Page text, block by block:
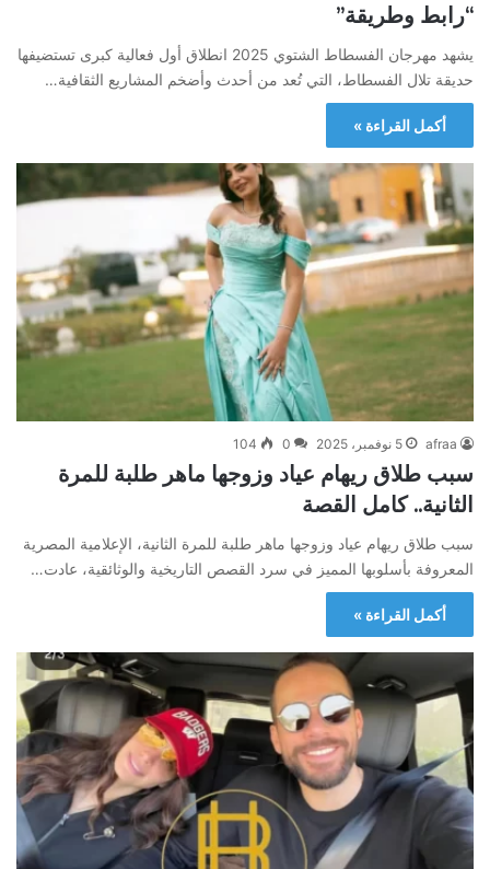
“رابط وطريقة”
يشهد مهرجان الفسطاط الشتوي 2025 انطلاق أول فعالية كبرى تستضيفها
حديقة تلال الفسطاط، التي تُعد من أحدث وأضخم المشاريع الثقافية…
أكمل القراءة »
afraa 5 نوفمبر، 2025 0
104
سبب طلاق ريهام عياد وزوجها ماهر طلبة للمرة
الثانية.. كامل القصة
سبب طلاق ريهام عياد وزوجها ماهر طلبة للمرة الثانية، الإعلامية المصرية
المعروفة بأسلوبها المميز في سرد القصص التاريخية والوثائقية، عادت…
أكمل القراءة »